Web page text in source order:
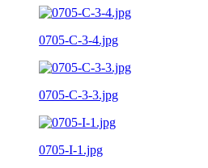
0705-C-3-4.jpg
0705-C-3-3.jpg
0705-I-1.jpg